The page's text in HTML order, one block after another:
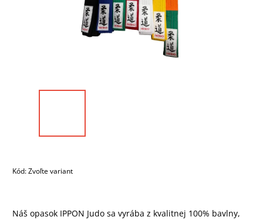
Kód:Zvoľte variant
Náš opasok IPPON Judo sa vyrába z kvalitnej 100% bavlny,